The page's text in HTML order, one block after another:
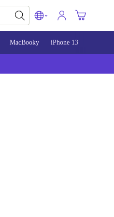
MacBooky iPhone 13